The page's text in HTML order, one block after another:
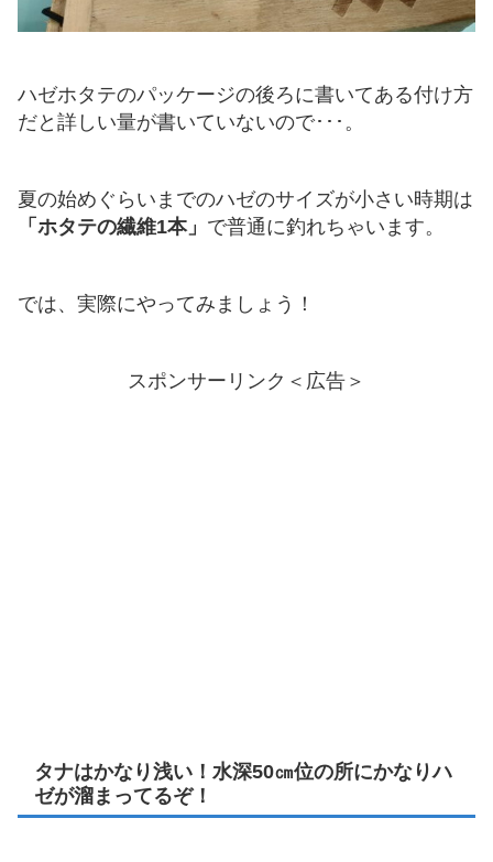
ハゼホタテのパッケージの後ろに書いてある付け方
だと詳しい量が書いていないので･･･。
夏の始めぐらいまでのハゼのサイズが小さい時期は
「ホタテの繊維1本」 で普通に釣れちゃいます。
では、実際にやってみましょう！
スポンサーリンク＜広告＞
タナはかなり浅い！水深50㎝位の所にかなりハ
ゼが溜まってるぞ！